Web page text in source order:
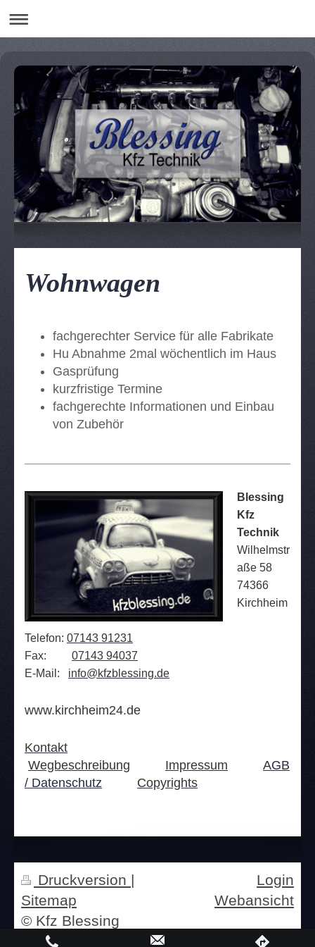
Wohnwagen
fachgerechter Service für alle Fabrikate
Hu Abnahme 2mal wöchentlich im Haus
Gasprüfung
kurzfristige Termine
fachgerechte Informationen und Einbau
von Zubehör
Blessing
Kfz
Technik
Wilhelmstr
aße 58
74366
Kirchheim
Telefon: 07143 91231
Fax: 07143 94037
E-Mail:
info@kfzblessing.de
www.kirchheim24.de
Kontakt
Wegbeschreibung
Impressum
AGB
/ Datenschutz
Copyrights
Druckversion |
Sitemap
© Kfz Blessing
Login
Webansicht